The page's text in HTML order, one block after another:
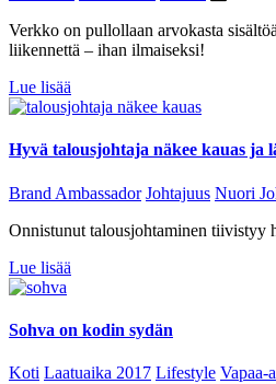
Verkko on pullollaan arvokasta
liikennettä – ihan ilmaiseksi!
Lue lisää
Hyvä talousjohtaja näkee kauas ja
Brand Ambassador Johtajuus Nuori
Onnistunut talousjohtaminen tiivistyy
Lue lisää
Sohva on kodin sydän
Koti Laatuaika 2017 Lifestyle Vapaa-